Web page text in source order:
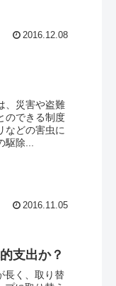
2016.12.08
、災害や盗難
のできる制度
などの害虫に
除...
2016.11.05
支出か？
長く、取り替